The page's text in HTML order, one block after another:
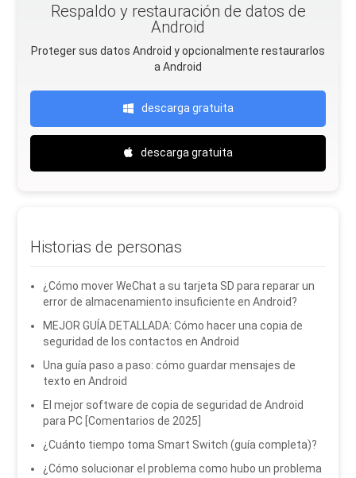
Respaldo y restauración de datos de
Android
Proteger sus datos Android y opcionalmente restaurarlos
a Android
descarga gratuita
descarga gratuita
Historias de personas
¿Cómo mover WeChat a su tarjeta SD para reparar un
error de almacenamiento insuficiente en Android?
MEJOR GUÍA DETALLADA: Cómo hacer una copia de
seguridad de los contactos en Android
Una guía paso a paso: cómo guardar mensajes de
texto en Android
El mejor software de copia de seguridad de Android
para PC [Comentarios de 2025]
¿Cuánto tiempo toma Smart Switch (guía completa)?
¿Cómo solucionar el problema como hubo un problema